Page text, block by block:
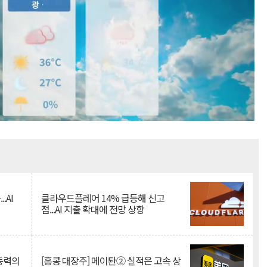
클라우드플레어 14% 급등해 신고
점...AI 지출 확대에 전망 상향
의 [홍콩 대장주] 메이퇀② 실적은 고속 상